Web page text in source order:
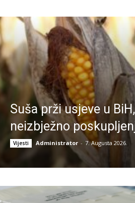
Suša prži usjeve u BiH,
neizbježno
Vijesti Administrator - 7. Augusta 2026.